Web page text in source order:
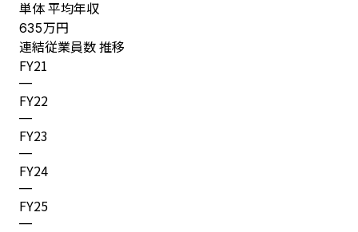
単体 平均年収
635万円
連結従業員数 推移
FY21
—
FY22
—
FY23
—
FY24
—
FY25
—